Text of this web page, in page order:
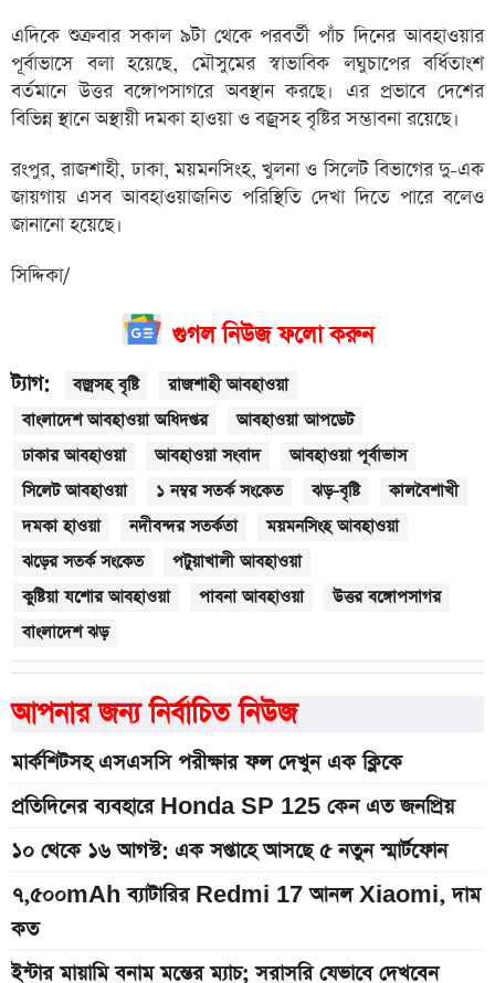
এদিকে শুক্রবার সকাল ৯টা থেকে পরবর্তী পাঁচ দিনের আবহাওয়ার
পূর্বাভাসে বলা হয়েছে, মৌসুমের স্বাভাবিক লঘুচাপের বর্ধিতাংশ
বর্তমানে উত্তর বঙ্গোপসাগরে অবস্থান করছে। এর প্রভাবে দেশের
বিভিন্ন স্থানে অস্থায়ী দমকা হাওয়া ও বজ্রসহ বৃষ্টির সম্ভাবনা রয়েছে।
রংপুর, রাজশাহী, ঢাকা, ময়মনসিংহ, খুলনা ও সিলেট বিভাগের দু-এক
জায়গায় এসব আবহাওয়াজনিত পরিস্থিতি দেখা দিতে পারে বলেও
জানানো হয়েছে।
সিদ্দিকা/
গুগল নিউজ ফলো করুন
ট্যাগ: বজ্রসহ বৃষ্টি
রাজশাহী আবহাওয়া
বাংলাদেশ আবহাওয়া অধিদপ্তর
আবহাওয়া আপডেট
ঢাকার আবহাওয়া
আবহাওয়া সংবাদ
আবহাওয়া পূর্বাভাস
সিলেট আবহাওয়া
১ নম্বর সতর্ক সংকেত ঝড়-বৃষ্টি
কালবৈশাখী
দমকা হাওয়া
নদীবন্দর সতর্কতা
ময়মনসিংহ আবহাওয়া
ঝড়ের সতর্ক সংকেত
পটুয়াখালী আবহাওয়া
কুষ্টিয়া যশোর আবহাওয়া
পাবনা আবহাওয়া
উত্তর বঙ্গোপসাগর
বাংলাদেশ ঝড়
আপনার জন্য নির্বাচিত নিউজ
মার্কশিটসহ এসএসসি পরীক্ষার ফল দেখুন এক ক্লিকে
প্রতিদিনের ব্যবহারে Honda SP 125 কেন এত জনপ্রিয়
১০ থেকে ১৬ আগস্ট: এক সপ্তাহে আসছে ৫ নতুন স্মার্টফোন
৭,৫০০mAh ব্যাটারির Redmi 17 আনল Xiaomi, দাম
কত
ইন্টার মায়ামি বনাম মন্তের ম্যাচ; সরাসরি যেভাবে দেখবেন